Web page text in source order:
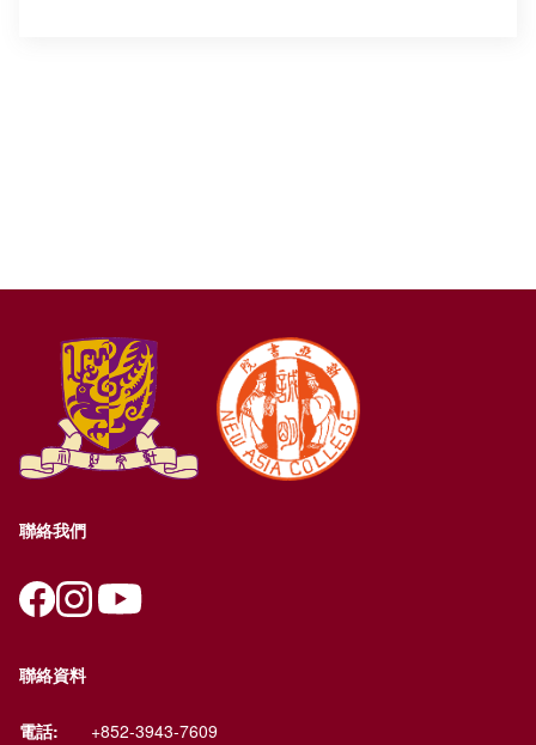
聯絡我們
聯絡資料
電話: +852-3943-7609